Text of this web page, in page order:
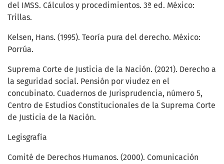
del IMSS. Cálculos y procedimientos. 3ª ed. México:
Trillas.
Kelsen, Hans. (1995). Teoría pura del derecho. México:
Porrúa.
Suprema Corte de Justicia de la Nación. (2021). Derecho a
la seguridad social. Pensión por viudez en el
concubinato. Cuadernos de Jurisprudencia, número 5,
Centro de Estudios Constitucionales de la Suprema Corte
de Justicia de la Nación.
Legisgrafía
Comité de Derechos Humanos. (2000). Comunicación